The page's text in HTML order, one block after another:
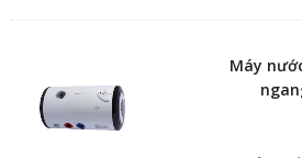
sắc Trắng
kiện 2
năng
Máy